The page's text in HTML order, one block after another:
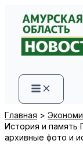
содержимому
Главная
История и память
архивные фото и